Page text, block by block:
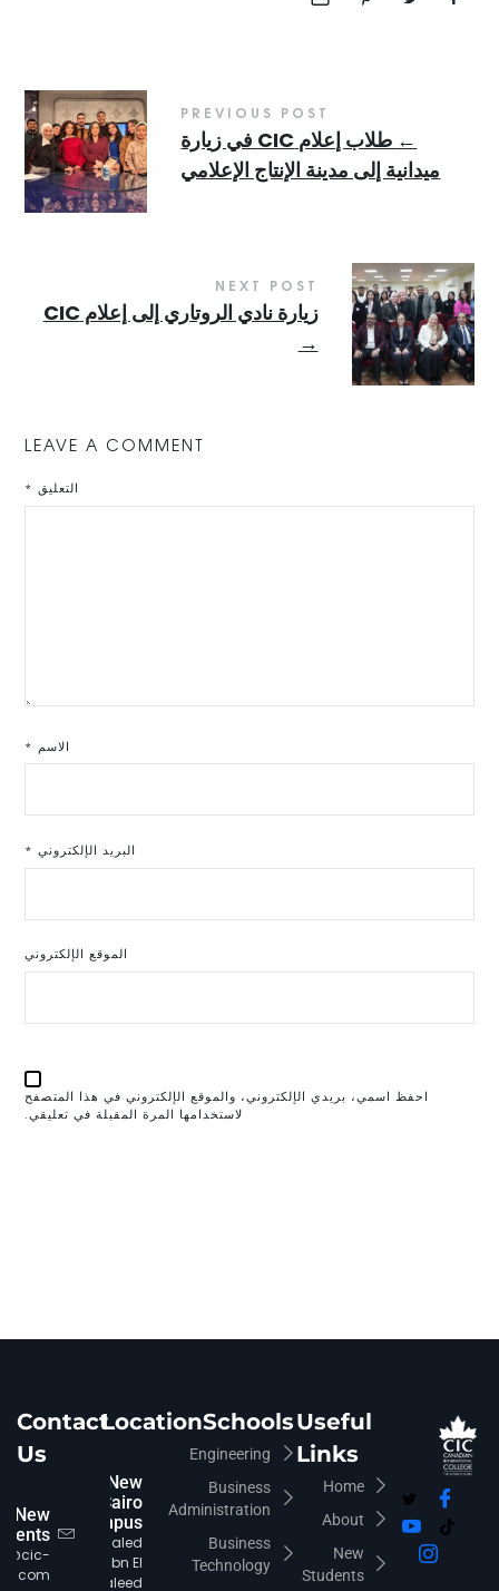
PREVIOUS POST
←
طلاب إعلام CIC في زيارة
ميدانية إلى مدينة الإنتاج الإعلامي
NEXT POST
زيارة نادي الروتاري إلى إعلام CIC
→
LEAVE A COMMENT
التعليق *
الاسم *
البريد الإلكتروني *
الموقع الإلكتروني
احفظ اسمي، بريدي الإلكتروني، والموقع الإلكتروني في هذا المتصفح
لاستخدامها المرة المقبلة في تعليقي.
Useful
Links
Home
About
New
Students
Schools
Engineering
Business
Administration
Business
Technology
Location
New
Cairo
Campus
Khaled
Ibn El
Waleed
Contact
Us
New